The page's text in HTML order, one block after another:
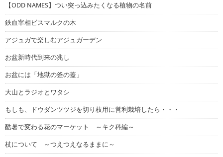
【ODD NAMES】つい突っ込みたくなる植物の名前
鉄血宰相ビスマルクの木
アジュガで楽しむアジュガーデン
お盆新時代到来の兆し
お盆には「地獄の釜の蓋」
大山とラジオとワタシ
もしも、ドウダンツツジを切り枝用に営利栽培したら・・・
酷暑で変わる花のマーケット ～キク科編～
杖について ～つえつえなるままに～